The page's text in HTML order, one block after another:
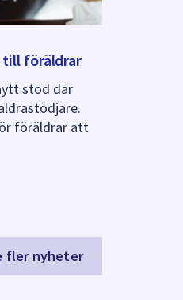
till föräldrar
stöd där
föräldrar att
fler nyheter